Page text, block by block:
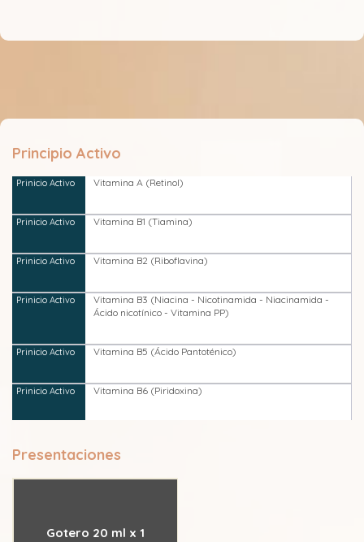
Principio Activo
Vitamina A (Retinol)
Vitamina B1 (Tiamina)
Vitamina B2 (Riboflavina)
Vitamina B3 (Niacina - Nicotinamida - Niacinamida -
Ácido nicotínico - Vitamina PP)
Vitamina B5 (Ácido Pantoténico)
Vitamina B6 (Piridoxina)
Presentaciones
Gotero 20 ml x 1